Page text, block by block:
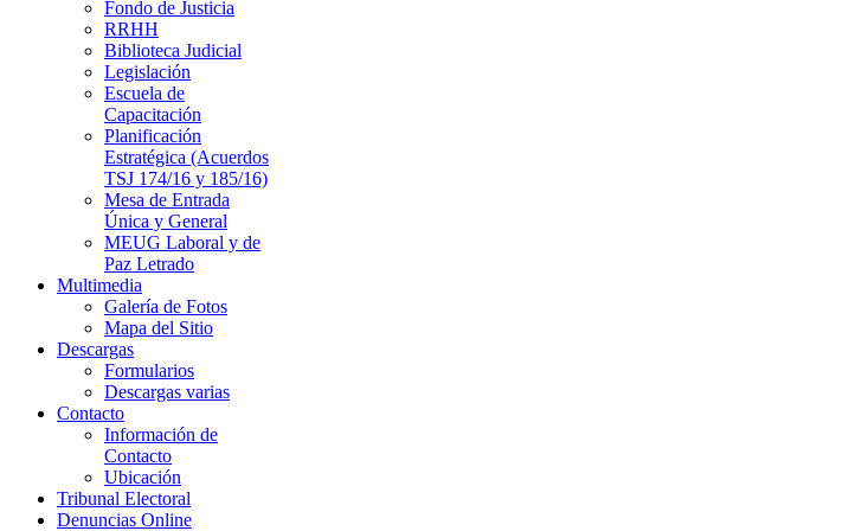
Fondo de Justicia
RRHH
Biblioteca Judicial
Legislación
Escuela de
Capacitación
Planificación
Estratégica (Acuerdos
TSJ 174/16 y 185/16)
Mesa de Entrada
Única y General
MEUG Laboral y de
Paz Letrado
Multimedia
Galería de Fotos
Mapa del Sitio
Descargas
Formularios
Descargas varias
Contacto
Información de
Contacto
Ubicación
Tribunal Electoral
Denuncias Online